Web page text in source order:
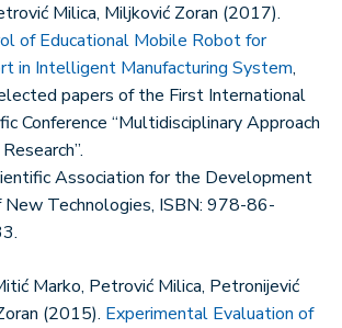
Milica, Miljković Zoran (2017).
of Educational Mobile Robot for
in Intelligent Manufacturing System,
papers of the First International
Conference “Multidisciplinary Approach
Association for the Development
New Technologies, ISBN: 978-86-
Marko, Petrović Milica, Petronijević
(2015). Experimental Evaluation of